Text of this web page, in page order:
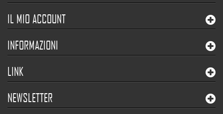
IL MIO ACCOUNT
INFORMAZIONI
LINK
NEWSLETTER